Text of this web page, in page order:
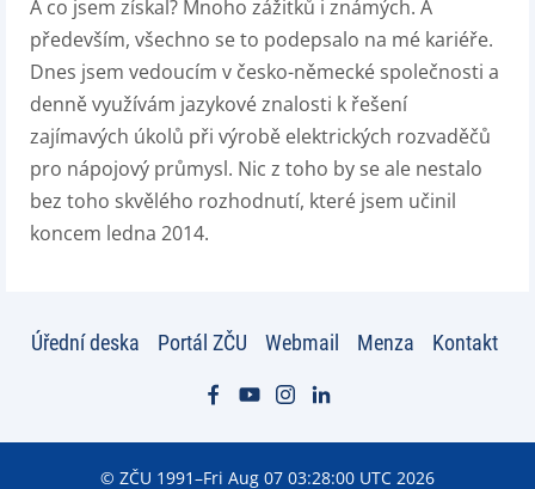
A co jsem získal? Mnoho zážitků i známých. A
především, všechno se to podepsalo na mé kariéře.
Dnes jsem vedoucím v česko-německé společnosti a
denně využívám jazykové znalosti k řešení
zajímavých úkolů při výrobě elektrických rozvaděčů
pro nápojový průmysl. Nic z toho by se ale nestalo
bez toho skvělého rozhodnutí, které jsem učinil
koncem ledna 2014.
Úřední deska Portál ZČU Webmail Menza Kontakt
© ZČU 1991–Fri Aug 07 03:28:00 UTC 2026